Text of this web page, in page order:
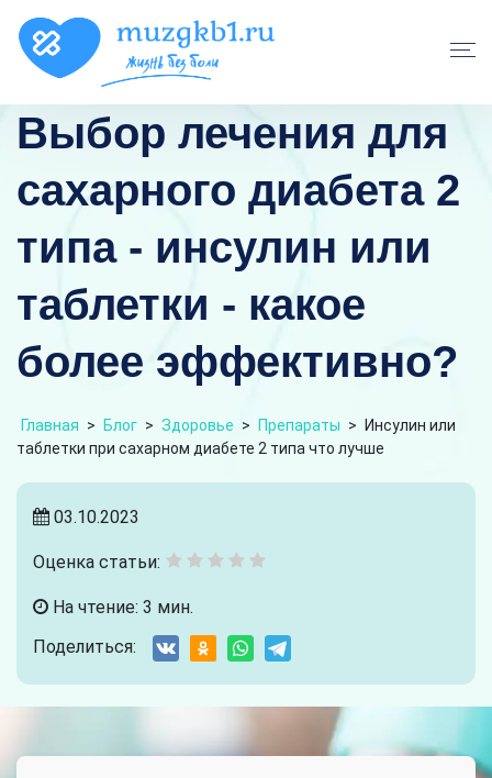
Выбор лечения для
сахарного диабета 2
типа - инсулин или
таблетки - какое
более эффективно?
Главная > Блог > Здоровье > Препараты >
Инсулин или
таблетки при сахарном диабете 2 типа что лучше
03.10.2023
Оценка статьи:
На чтение: 3 мин.
Поделиться: